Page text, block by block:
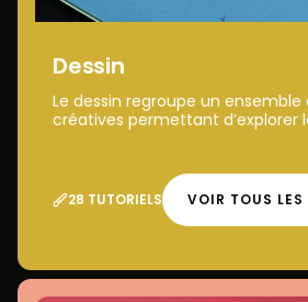
Dessin
Le dessin regroupe un
créatives permettant d’explorer
28 TUTORIELS VOIR TOUS LES